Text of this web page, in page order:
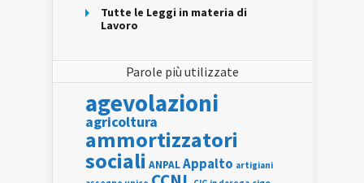
Tutte le Leggi in materia di
Lavoro
Parole più utilizzate
agevolazioni
agricoltura
ammortizzatori
sociali ANPALAppalto artigiani